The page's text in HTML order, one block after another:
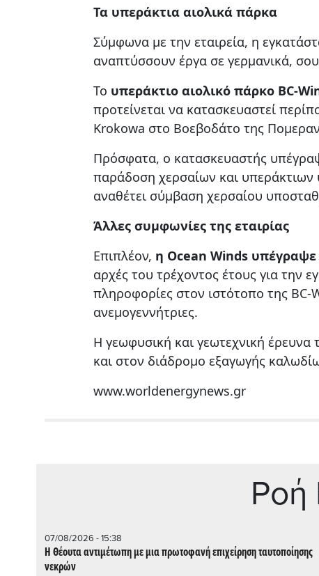
Τα υπεράκτια αιολικά πάρκα
Σύμφωνα με την εταιρεία, η
αναπτύσσουν έργα σε γερμανικά,
Το υπεράκτιο αιολικό πάρκο BC-
προτείνεται να κατασκευαστεί
Krokowa στο Βοεβοδάτο της
Πρόσφατα, ο κατασκευαστής
παράδοση χερσαίων και
αναθέτει σύμβαση χερσαίου
Άλλες συμφωνίες της εταιρίας
Επιπλέον, η Ocean Winds
αρχές του τρέχοντος έτους για την
πληροφορίες στον ιστότοπο της BC-
ανεμογεννήτριες.
Η γεωφυσική και γεωτεχνική
και στον διάδρομο εξαγωγής
www.worldenergynews.gr
Ρoή
07/08/2026 - 15:38
Η Θέουτα αντιμέτωπη με μια πρωτοφανή επιχείρηση ταυτοποίησης
νεκρών